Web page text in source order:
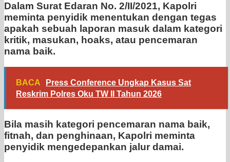
Dalam Surat Edaran No. 2/II/2021, Kapolri
meminta penyidik menentukan dengan tegas
apakah sebuah laporan masuk dalam kategori
kritik, masukan, hoaks, atau pencemaran
nama baik.
BACA
Press Conference Ungkap Kasus Sat
Reskrim Polres Oku TW II Tahun 2026
Bila masih kategori pencemaran nama baik,
fitnah, dan penghinaan, Kapolri meminta
penyidik mengedepankan jalur damai.